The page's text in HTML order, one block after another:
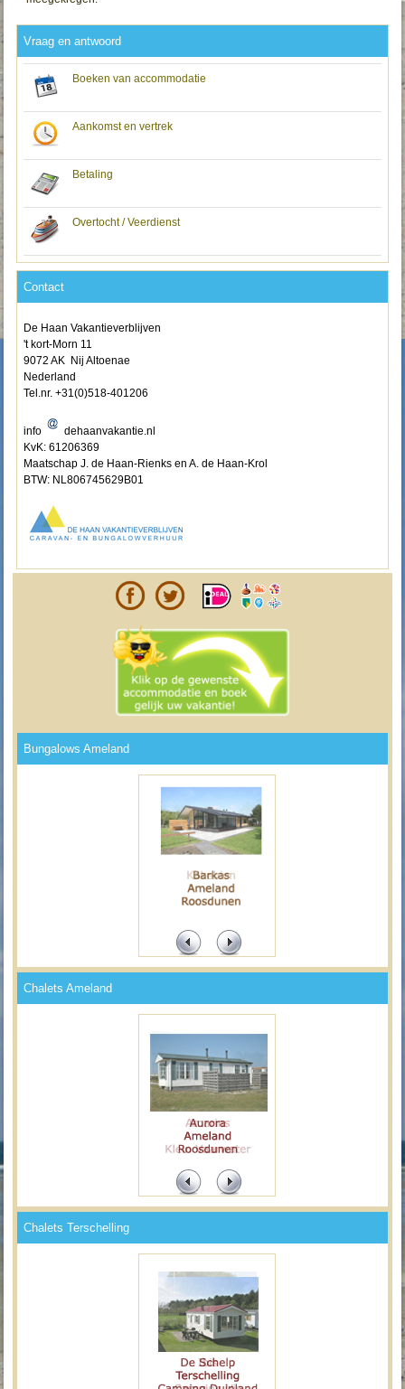
Vraag en antwoord
Boeken van accommodatie
Aankomst en vertrek
Betaling
Overtocht / Veerdienst
Contact
De Haan Vakantieverblijven
't kort-Morn 11
9072 AK Nij Altoenae
Nederland
Tel.nr. +31(0)518-401206
info
dehaanvakantie.nl
KvK: 61206369
Maatschap J. de Haan-Rienks en A. de Haan-Krol
BTW: NL806745629B01
Bungalows Ameland
Chalets Ameland
Chalets Terschelling